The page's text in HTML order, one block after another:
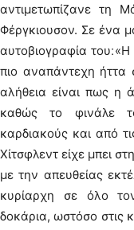
αντιμετωπίζανε τη
Φέργκιουσον. Σε ένα
αυτοβιογραφία του׃ «Η Μπάγερν γνώρισε την μεγαλύτερη και
πιο αναπάντεχη ήττα
αλήθεια είναι πως η
καθώς το φινάλε
καρδιακούς και από
Χίτσφλεντ είχε μπει
με την απευθείας
κυρίαρχη σε όλο
δοκάρια, ωστόσο στις